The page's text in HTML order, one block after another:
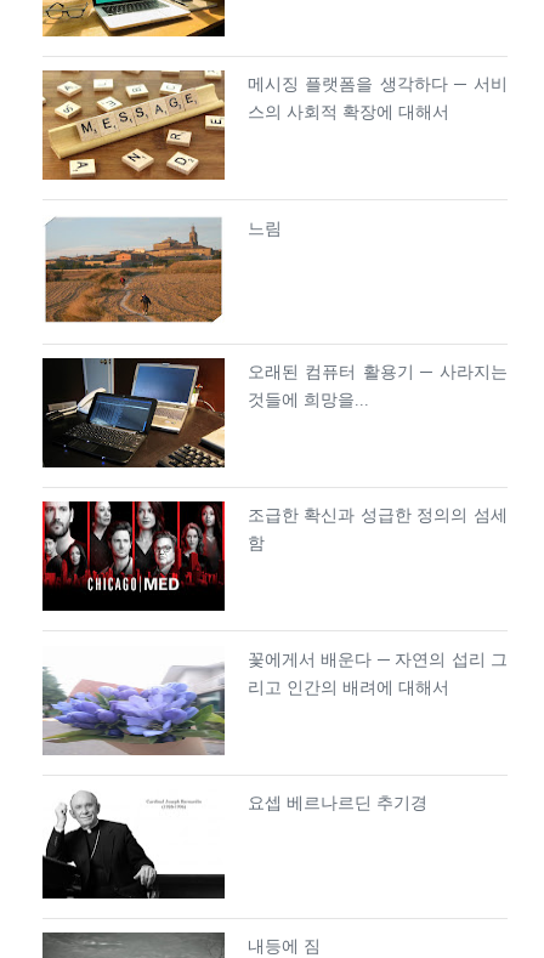
메시징 플랫폼을 생각하다 ─ 서비
스의 사회적 확장에 대해서
느림
오래된 컴퓨터 활용기 ─ 사라지는
것들에 희망을...
조급한 확신과 성급한 정의의 섬세
함
꽃에게서 배운다 ─ 자연의 섭리 그
리고 인간의 배려에 대해서
요셉 베르나르딘 추기경
내등에 짐